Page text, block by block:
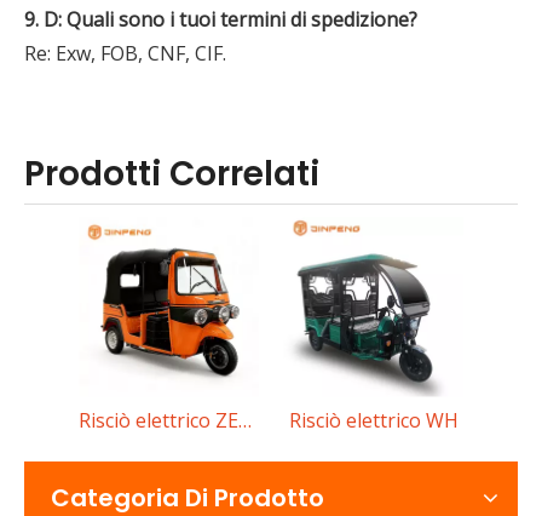
9. D: Quali sono i tuoi termini di spedizione?
Re: Exw, FOB, CNF, CIF.
Prodotti Correlati
Risciò elettrico ZEKO-II Risciò elettrico WH
Categoria Di Prodotto
Cosa dovrebbero controllare gli acquirenti quando scelgono un’auto elettrica a bassa velocità?
Una guida completa all'acquisto di un'auto elettrica a